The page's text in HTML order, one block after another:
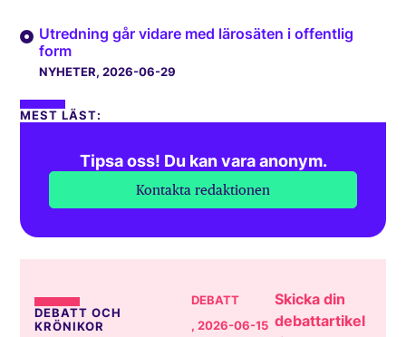
Utredning går vidare med lärosäten i offentlig
form
NYHETER, 2026-06-29
MEST LÄST:
Tipsa oss! Du kan vara anonym.
Kontakta redaktionen
DEBATT OCH
KRÖNIKOR
DEBATT
, 2026-06-15
Skicka din
debattartikel